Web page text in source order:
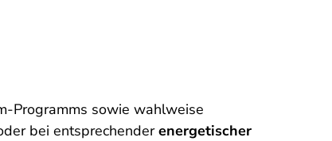
Programms sowie wahlweise
bei entsprechenderenergetischer